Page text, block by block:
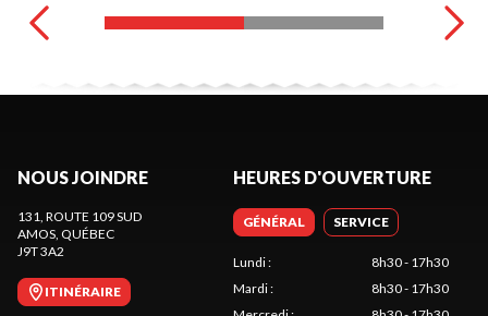
NOUS JOINDRE
131, ROUTE 109 SUD
AMOS, QUÉBEC
J9T 3A2
ITINÉRAIRE
HEURES D'OUVERTURE
GÉNÉRAL SERVICE
Lundi:
8h30 - 17h30
Mardi:
8h30 - 17h30